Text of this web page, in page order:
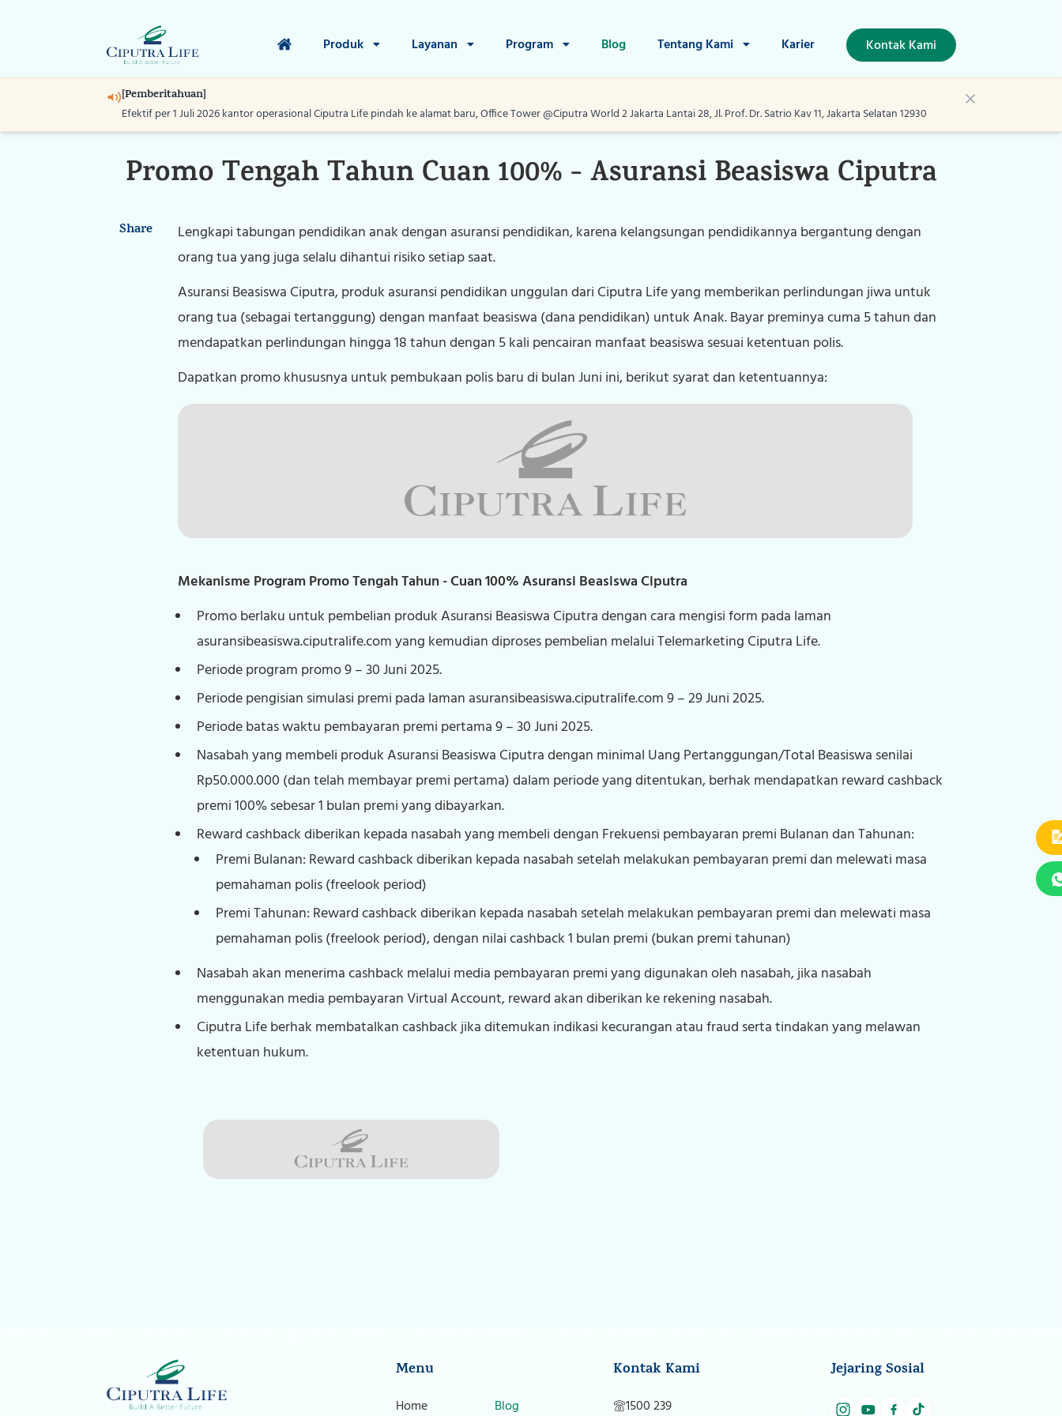
Produk Layanan Program Blog Tentang Kami Karier Kontak Kami
[Pemberitahuan]
Efektif per 1 Juli 2026 kantor operasional Ciputra Life pindah ke alamat baru, Office Tower @Ciputra World 2 Jakarta Lantai 28, Jl. Prof. Dr. Satrio Kav 11, Jakarta Selatan 12930
Home
Layanan
Program
Blog
Tentang Kami
Karier
Kontak Kami
Promo 11 Jun 2025
Promo Tengah Tahun Cuan 100% - Asuransi Beasiswa Ciputra
Share
Lengkapi tabungan pendidikan anak dengan asuransi pendidikan, karena kelangsungan pendidikannya bergantung dengan
orang tua yang juga selalu dihantui risiko setiap saat.
Asuransi Beasiswa Ciputra, produk asuransi pendidikan unggulan dari Ciputra Life yang memberikan perlindungan jiwa untuk
orang tua (sebagai tertanggung) dengan manfaat beasiswa (dana pendidikan) untuk Anak. Bayar preminya cuma 5 tahun dan
mendapatkan perlindungan hingga 18 tahun dengan 5 kali pencairan manfaat beasiswa sesuai ketentuan polis.
Dapatkan promo khususnya untuk pembukaan polis baru di bulan Juni ini, berikut syarat dan ketentuannya:
Mekanisme Program Promo Tengah Tahun - Cuan 100% Asuransi Beasiswa Ciputra
Promo berlaku untuk pembelian produk Asuransi Beasiswa Ciputra dengan cara mengisi form pada laman
asuransibeasiswa.ciputralife.com yang kemudian diproses pembelian melalui Telemarketing Ciputra Life.
Periode program promo 9 – 30 Juni 2025.
Periode pengisian simulasi premi pada laman asuransibeasiswa.ciputralife.com 9 – 29 Juni 2025.
Periode batas waktu pembayaran premi pertama 9 – 30 Juni 2025.
Nasabah yang membeli produk Asuransi Beasiswa Ciputra dengan minimal Uang Pertanggungan/Total Beasiswa senilai
Rp50.000.000 (dan telah membayar premi pertama) dalam periode yang ditentukan, berhak mendapatkan reward cashback
premi 100% sebesar 1 bulan premi yang dibayarkan.
Reward cashback diberikan kepada nasabah yang membeli dengan Frekuensi pembayaran premi Bulanan dan Tahunan:
Premi Bulanan: Reward cashback diberikan kepada nasabah setelah melakukan pembayaran premi dan melewati masa
pemahaman polis (freelook period)
Premi Tahunan: Reward cashback diberikan kepada nasabah setelah melakukan pembayaran premi dan melewati masa
pemahaman polis (freelook period), dengan nilai cashback 1 bulan premi (bukan premi tahunan)
Nasabah akan menerima cashback melalui media pembayaran premi yang digunakan oleh nasabah, jika nasabah
menggunakan media pembayaran Virtual Account, reward akan diberikan ke rekening nasabah.
Ciputra Life berhak membatalkan cashback jika ditemukan indikasi kecurangan atau fraud serta tindakan yang melawan
ketentuan hukum.
Menu
Home Blog
Kontak Kami
1500 239
Jejaring Sosial